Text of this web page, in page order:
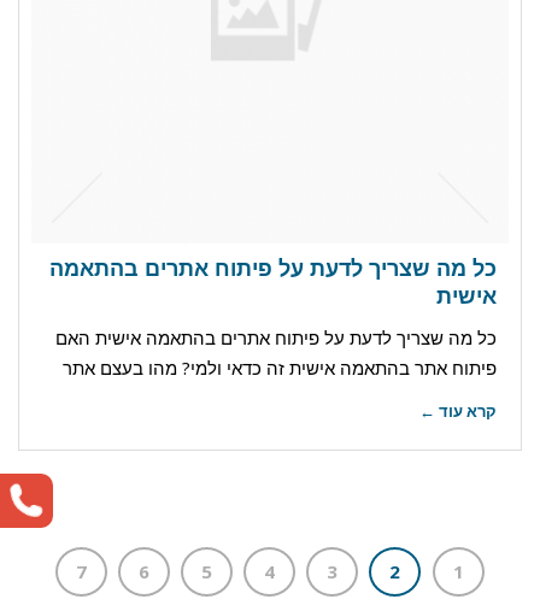
כל מה שצריך לדעת על פיתוח אתרים בהתאמה
אישית
כל מה שצריך לדעת על פיתוח אתרים בהתאמה אישית האם
פיתוח אתר בהתאמה אישית זה כדאי ולמי? מהו בעצם אתר
קרא עוד ←
1
2
3
4
5
6
7